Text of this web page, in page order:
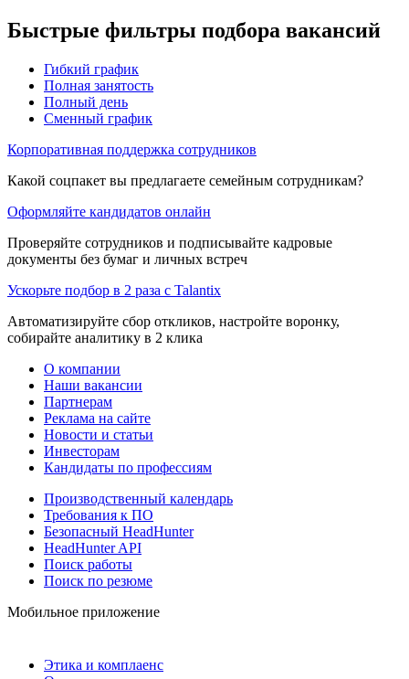
Быстрые фильтры подбора вакансий
Гибкий график
Полная занятость
Полный день
Сменный график
Корпоративная поддержка сотрудников
Какой соцпакет вы предлагаете семейным сотрудникам?
Оформляйте кандидатов онлайн
Проверяйте сотрудников и подписывайте кадровые
документы без бумаг и личных встреч
Ускорьте подбор в 2 раза с Talantix
Автоматизируйте сбор откликов, настройте воронку,
собирайте аналитику в 2 клика
О компании
Наши вакансии
Партнерам
Реклама на сайте
Новости и статьи
Инвесторам
Кандидаты по профессиям
Производственный календарь
Требования к ПО
Безопасный HeadHunter
HeadHunter API
Поиск работы
Поиск по резюме
Мобильное приложение
Этика и комплаенс